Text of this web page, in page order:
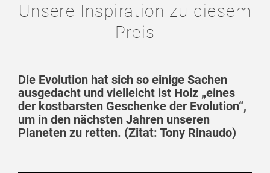
Unsere Inspiration zu diesem
Preis
Die Evolution hat sich so einige Sachen
ausgedacht und vielleicht ist Holz „eines
der kostbarsten Geschenke der Evolution“,
um in den nächsten Jahren unseren
Planeten zu retten. (Zitat: Tony Rinaudo)